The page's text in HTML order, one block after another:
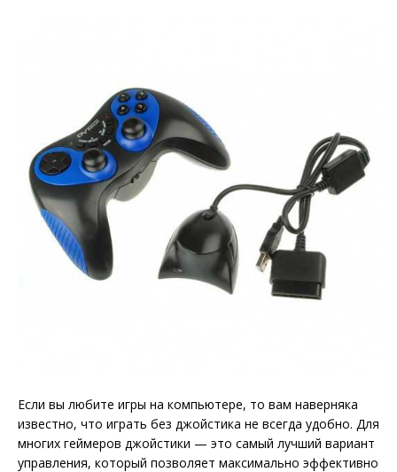
Если вы любите игры на компьютере, то вам наверняка
известно, что играть без джойстика не всегда удобно. Для
многих геймеров джойстики — это самый лучший вариант
управления, который позволяет максимально эффективно